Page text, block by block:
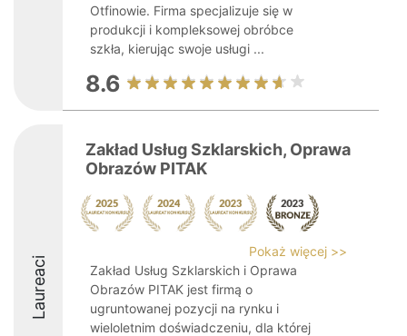
Otfinowie. Firma specjalizuje się w
produkcji i kompleksowej obróbce
szkła, kierując swoje usługi ...
8.6
Laureaci
Zakład Usług Szklarskich, Oprawa
Obrazów PITAK
Pokaż więcej >>
Zakład Usług Szklarskich i Oprawa
Obrazów PITAK jest firmą o
ugruntowanej pozycji na rynku i
wieloletnim doświadczeniu, dla której